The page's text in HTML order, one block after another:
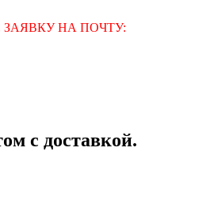
НА ПОЧТУ:
с доставкой.